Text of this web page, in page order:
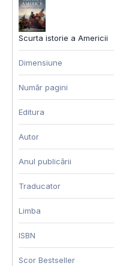
Scurta istorie a Americii
Dimensiune
Număr pagini
Editura
Autor
Anul publicării
Traducator
Limba
ISBN
Scor Bestseller